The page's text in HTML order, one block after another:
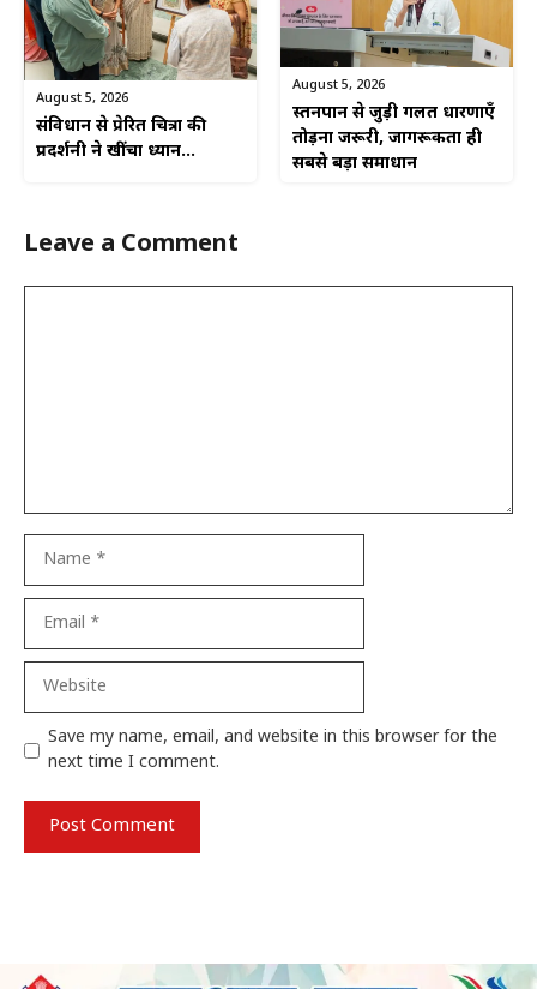
August 5, 2026
संविधान से प्रेरित चित्रों की
प्रदर्शनी ने खींचा ध्यान…
August 5, 2026
स्तनपान से जुड़ी गलत धारणाएँ
तोड़ना जरूरी, जागरूकता ही
सबसे बड़ा समाधान
Leave a Comment
Website
Save my name, email, and website in this browser for the
next time I comment.